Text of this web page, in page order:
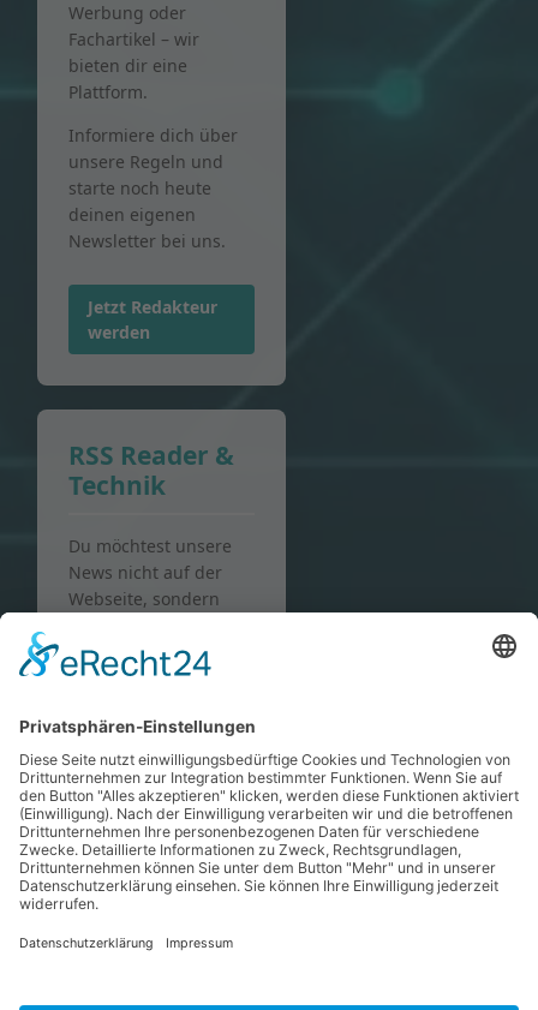
Werbung oder
Fachartikel – wir
bieten dir eine
Plattform.
Informiere dich über
unsere Regeln und
starte noch heute
deinen eigenen
Newsletter bei uns.
Jetzt Redakteur
werden
RSS Reader &
Technik
Du möchtest unsere
News nicht auf der
Webseite, sondern
bevorzugten RSS-
Programm (wie
speziellen Feed-
Readern) lesen?
Wir zeigen dir Schritt
für Schritt, wie du die
Links korrekt
einbindest.
RSS Setup